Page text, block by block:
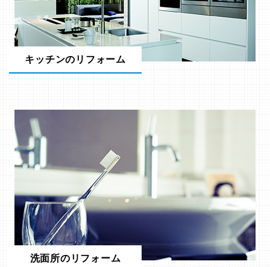
キッチンのリフォーム
洗面所のリフォーム